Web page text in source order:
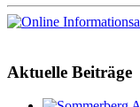
Aktuelle Beiträge